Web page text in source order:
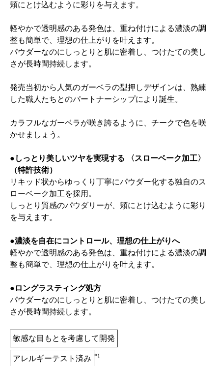
頬にとけ込むように彩りを与えます。
軽やかで透明感のある発色は、重ね付けによる濃淡の調
整も簡単で、理想の仕上がりを叶えます。
パウダーなのにしっとりと肌に密着し、つけたての美し
さが長時間持続します。
発売当初から人気のガーベラの型押しデザインは、熟練
した職人たちとのパートナーシップにより誕生。
カラフルなガーベラが咲き誇るように、チークで色を咲
かせましょう。
●しっとり美しいツヤを実現する 〈スローベーク加工〉
（特許技術）
リキッド状からゆっくり丁寧にパウダー化する独自のス
ローベーク加工を採用。
しっとり質感のパウダリーが、頬にとけ込むように彩り
を与えます。
●濃淡を自在にコントロール、理想の仕上がりへ
軽やかで透明感のある発色は、重ね付けによる濃淡の調
整も簡単で、理想の仕上がりを叶えます。
●ロングラスティング処方
パウダーなのにしっとりと肌に密着し、つけたての美し
さが長時間持続します。
敏感な目もとを考慮して開発
アレルギーテスト済み *1